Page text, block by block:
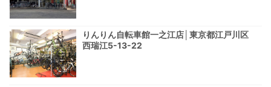
りんりん自転車館一之江店│東京都江戸川区
西瑞江5-13-22